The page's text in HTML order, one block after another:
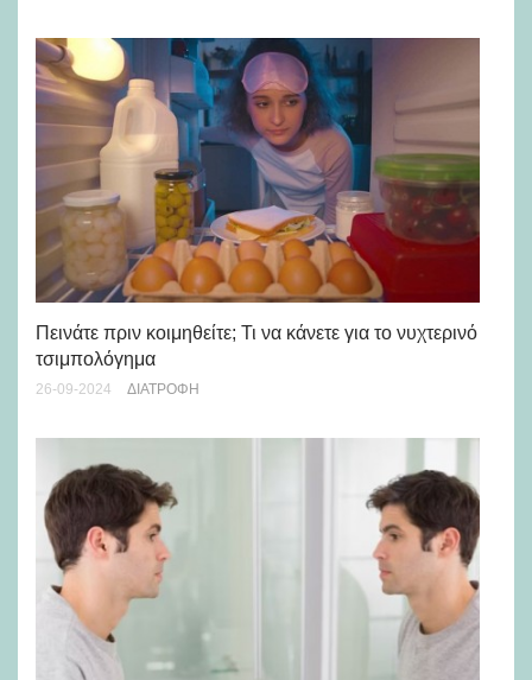
Πεινάτε πριν κοιμηθείτε; Τι να κάνετε για το νυχτερινό
τσιμπολόγημα
26-09-2024 ΔΙΑΤΡΟΦΉ